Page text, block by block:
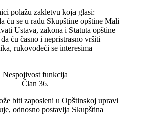
polažu zakletvu koja glasi:
ću se u radu Skupštine opštine Mali
Ustava, zakona i Statuta opštine
ću časno i nepristrasno vršiti
rukovodeći se interesima
Nespojivost funkcija
Član 36.
biti zaposleni u Opštinskoj upravi
odnosno postavlja Skupština